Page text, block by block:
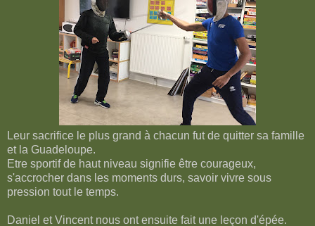
Leur sacrifice le plus grand à chacun fut de quitter sa famille
et la Guadeloupe.
Etre sportif de haut niveau signifie être courageux,
s'accrocher dans les moments durs, savoir vivre sous
pression tout le temps.
Daniel et Vincent nous ont ensuite fait une leçon d'épée.